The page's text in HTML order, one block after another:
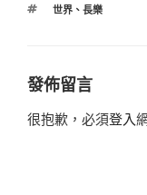
標
世界、 長樂
發佈留言
很抱歉，必須登入